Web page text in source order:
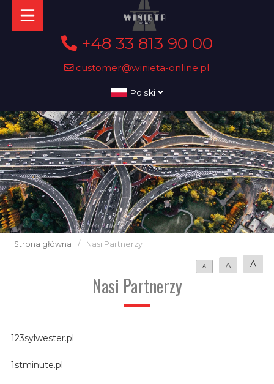
+48 33 813 90 00
customer@winieta-online.pl
Polski
Strona główna / Nasi Partnerzy
A A A
Nasi Partnerzy
123sylwester.pl
1stminute.pl